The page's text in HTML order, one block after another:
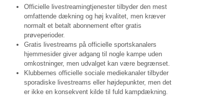
Officielle livestreamingtjenester tilbyder den mest
omfattende dækning og høj kvalitet, men kræver
normalt et betalt abonnement efter gratis
prøveperioder.
Gratis livestreams på officielle sportskanalers
hjemmesider giver adgang til nogle kampe uden
omkostninger, men udvalget kan være begrænset.
Klubbernes officielle sociale mediekanaler tilbyder
sporadiske livestreams eller højdepunkter, men det
er ikke en konsekvent kilde til fuld kampdækning.